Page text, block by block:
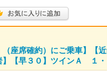
座席確約）にご乗車】【
】【早３０】ツインＡ １